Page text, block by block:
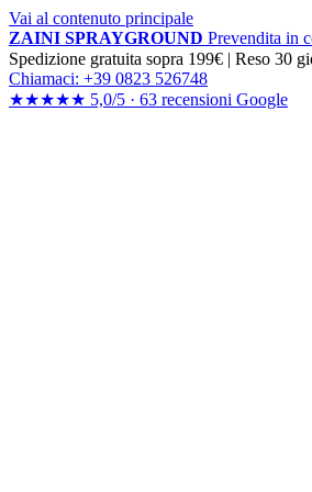
Vai al contenuto principale
ZAINI SPRAYGROUND Prevendita in
Spedizione gratuita sopra 199€ | Reso 30
Chiamaci: +39 0823 526748
★★★★★ 5,0/5 · 63 recensioni Google